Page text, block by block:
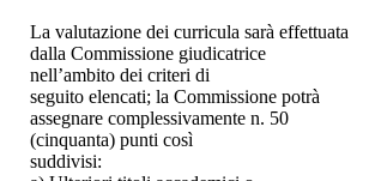
La valutazione dei curricula sarà effettuata
dalla Commissione giudicatrice
nell’ambito dei criteri di
seguito elencati; la Commissione potrà
assegnare complessivamente n. 50
(cinquanta) punti così
suddivisi: